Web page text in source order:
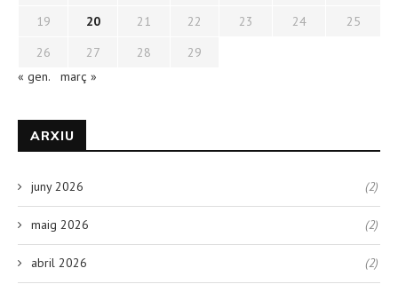
19
20 21 22 23 24
25
26
27 28
29
« gen.
març »
ARXIU
juny 2026 (2)
maig 2026 (2)
abril 2026 (2)